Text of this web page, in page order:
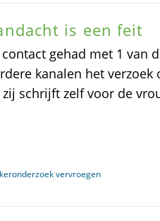
is een feit
gehad met 1 van
kanalen het verzoek
schrijft zelf voor de
vervroegen